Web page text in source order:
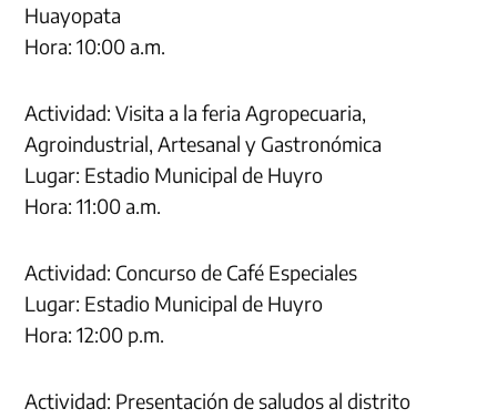
Huayopata
Hora: 10:00 a.m.
Actividad: Visita a la feria Agropecuaria,
Agroindustrial, Artesanal y Gastronómica
Lugar: Estadio Municipal de Huyro
Hora: 11:00 a.m.
Actividad: Concurso de Café Especiales
Lugar: Estadio Municipal de Huyro
Hora: 12:00 p.m.
Actividad: Presentación de saludos al distrito